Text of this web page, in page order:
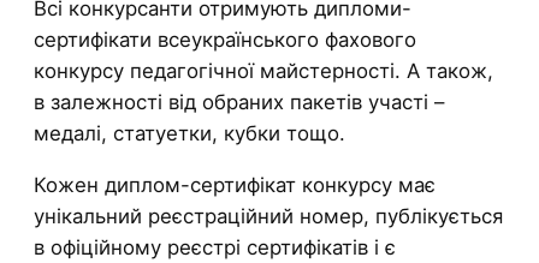
Всі конкурсанти отримують дипломи-
сертифікати всеукраїнського фахового
конкурсу педагогічної майстерності. А також,
в залежності від обраних пакетів участі –
медалі, статуетки, кубки тощо.
Кожен диплом-сертифікат конкурсу має
унікальний реєстраційний номер, публікується
в офіційному реєстрі сертифікатів і є